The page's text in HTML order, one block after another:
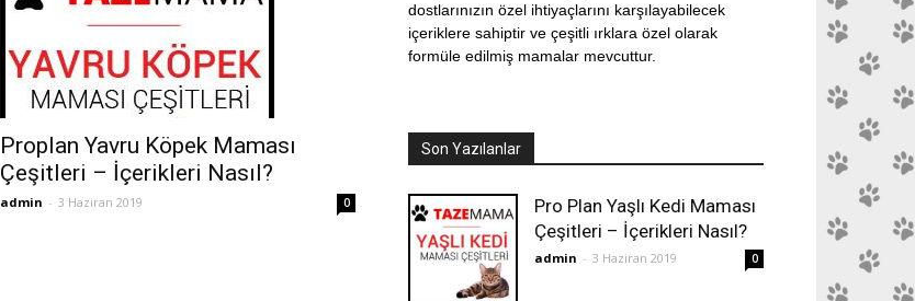
Proplan Yavru Köpek Maması
Çeşitleri – İçerikleri Nasıl?
admin - 3 Haziran 2019 0
dostlarınızın özel ihtiyaçlarını karşılayabilecek
içeriklere sahiptir ve çeşitli ırklara özel olarak
formüle edilmiş mamalar mevcuttur.
Son Yazılanlar
Pro Plan Yaşlı Kedi Maması
Çeşitleri – İçerikleri Nasıl?
admin - 3 Haziran 2019 0